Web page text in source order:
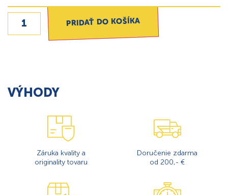
PRIDAŤ DO KOŠÍKA
VÝHODY
Záruka kvality a
originality tovaru
Doručenie zdarma
od 200,- €